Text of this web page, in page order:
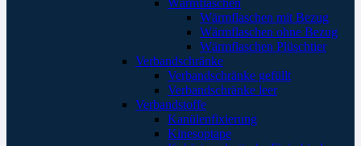
Wärmflaschen
Wärmflaschen mit Bezug
Wärmflaschen ohne Bezug
Wärmflaschen Plüschtier
Verbandschränke
Verbandschränke gefüllt
Verbandschränke leer
Verbandstoffe
Kanülenfixierung
Kinesoptape